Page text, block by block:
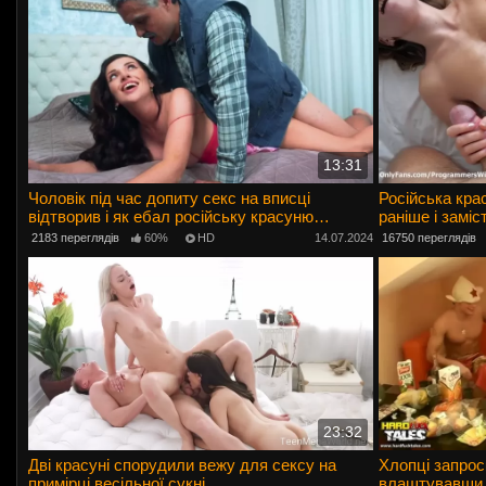
13:31
Чоловік під час допиту секс на вписці
відтворив і як ебал російську красуню
розповів
2183 переглядів 60% HD 14.07.2024
Російська
раніше і
взаємну
16750 переглядів
23:32
Дві красуні спорудили вежу для сексу на
Хлопці